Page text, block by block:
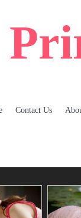
Contact Us